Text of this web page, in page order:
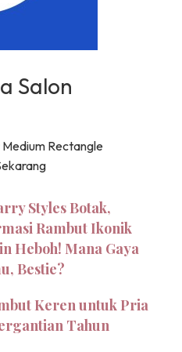
Salon
Medium Rectangle
Styles Botak,
Rambut Ikonik
Heboh! Mana Gaya
Bestie?
Keren untuk Pria
Tahun